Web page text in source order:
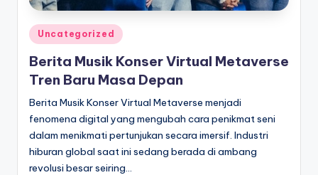
Posted
in
Uncategorized
Berita Musik Konser Virtual Metaverse
Tren Baru Masa Depan
Berita Musik Konser Virtual Metaverse menjadi
fenomena digital yang mengubah cara penikmat seni
dalam menikmati pertunjukan secara imersif. Industri
hiburan global saat ini sedang berada di ambang
revolusi besar seiring…